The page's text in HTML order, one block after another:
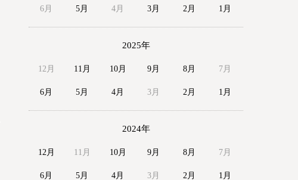
6月 5月 4月 3月 2月 1月
2025年
12月 11月 10月 9月 8月 7月
6月 5月 4月 3月 2月 1月
2024年
12月 11月 10月 9月 8月 7月
6月 5月 4月 3月 2月 1月